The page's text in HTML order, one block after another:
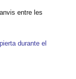
entre les
durante el